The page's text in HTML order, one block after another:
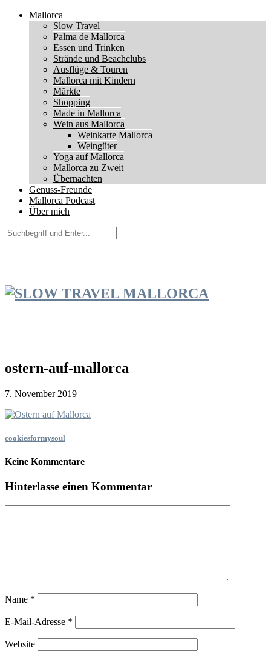
Mallorca
Slow Travel
Palma de Mallorca
Essen und Trinken
Strände und Beachclubs
Ausflüge & Touren
Mallorca mit Kindern
Märkte
Shopping
Made in Mallorca
Wein aus Mallorca
Weinkarte Mallorca
Weingüter
Yoga auf Mallorca
Mallorca zu Zweit
Übernachten
Genuss-Freunde
Mallorca Podcast
Über mich
ostern-auf-mallorca
7. November 2019
cookiesformysoul
Keine Kommentare
Hinterlasse einen Kommentar
Name *
E-Mail-Adresse *
Website